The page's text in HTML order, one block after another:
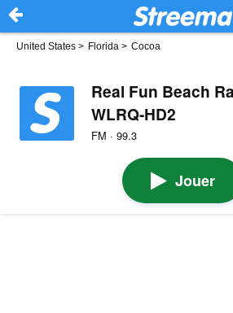
United States > Florida > Cocoa
Real Fun Beach
WLRQ-HD2
FM · 99.3
Jouer